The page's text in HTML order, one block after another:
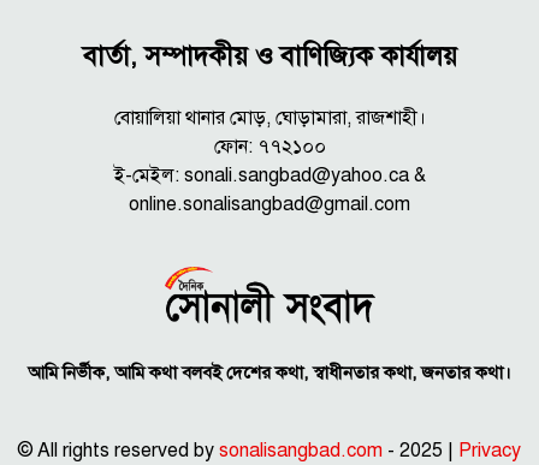
বার্তা, সম্পাদকীয় ও বাণিজ্যিক কার্যালয়
বোয়ালিয়া থানার মোড়, ঘোড়ামারা, রাজশাহী।
ফোন: ৭৭২১০০
ই-মেইল: sonali.sangbad@yahoo.ca &
online.sonalisangbad@gmail.com
আমি নির্ভীক, আমি কথা বলবই দেশের কথা, স্বাধীনতার কথা, জনতার কথা।
© All rights reserved by sonalisangbad.com - 2025 | Privacy